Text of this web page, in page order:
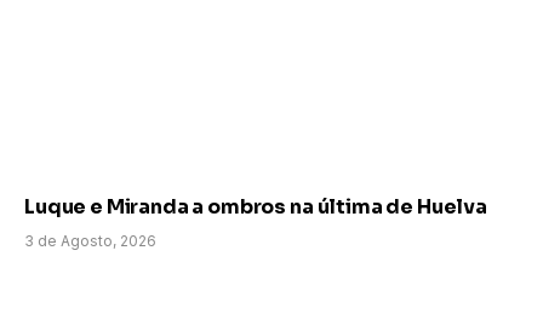
Luque e Miranda a ombros na última de Huelva
3 de Agosto, 2026